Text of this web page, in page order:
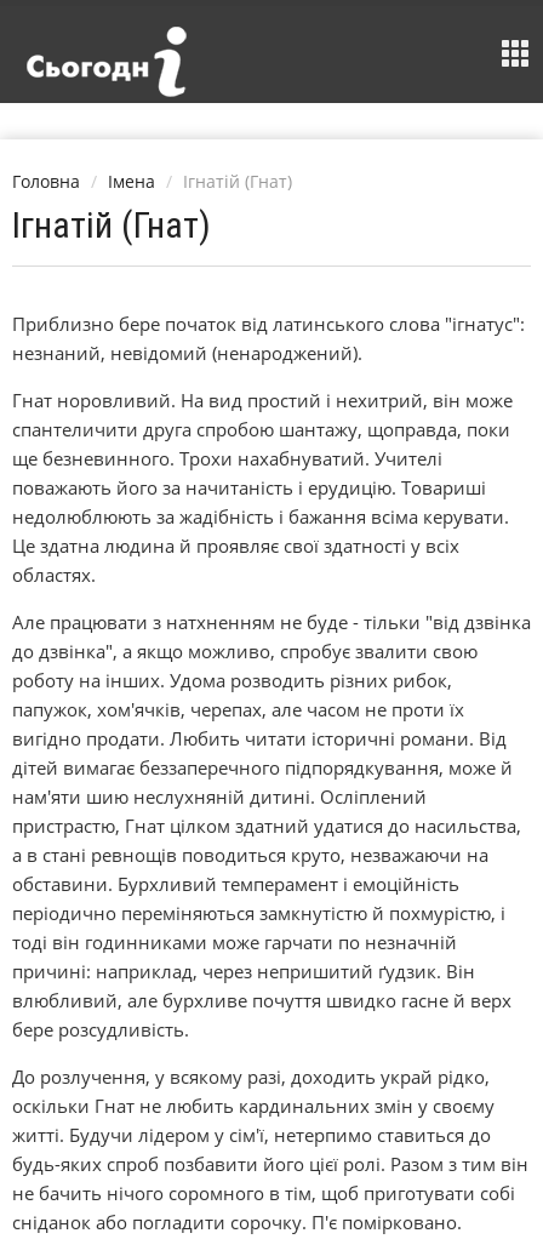
Головна Імена Ігнатій (Гнат)
Ігнатій (Гнат)
Приблизно бере початок від латинського слова "ігнатус":
незнаний, невідомий (ненароджений).
Гнат норовливий. На вид простий і нехитрий, він може
спантеличити друга спробою шантажу, щоправда, поки
ще безневинного. Трохи нахабнуватий. Учителі
поважають його за начитаність і ерудицію. Товариші
недолюблюють за жадібність і бажання всіма керувати.
Це здатна людина й проявляє свої здатності у всіх
областях.
Але працювати з натхненням не буде - тільки "від дзвінка
до дзвінка", а якщо можливо, спробує звалити свою
роботу на інших. Удома розводить різних рибок,
папужок, хом'ячків, черепах, але часом не проти їх
вигідно продати. Любить читати історичні романи. Від
дітей вимагає беззаперечного підпорядкування, може й
нам'яти шию неслухняній дитині. Осліплений
пристрастю, Гнат цілком здатний удатися до насильства,
а в стані ревнощів поводиться круто, незважаючи на
обставини. Бурхливий темперамент і емоційність
періодично переміняються замкнутістю й похмурістю, і
тоді він годинниками може гарчати по незначній
причині: наприклад, через непришитий ґудзик. Він
влюбливий, але бурхливе почуття швидко гасне й верх
бере розсудливість.
До розлучення, у всякому разі, доходить украй рідко,
оскільки Гнат не любить кардинальних змін у своєму
житті. Будучи лідером у сім'ї, нетерпимо ставиться до
будь-яких спроб позбавити його цієї ролі. Разом з тим він
не бачить нічого соромного в тім, щоб приготувати собі
сніданок або погладити сорочку. П'є помірковано.